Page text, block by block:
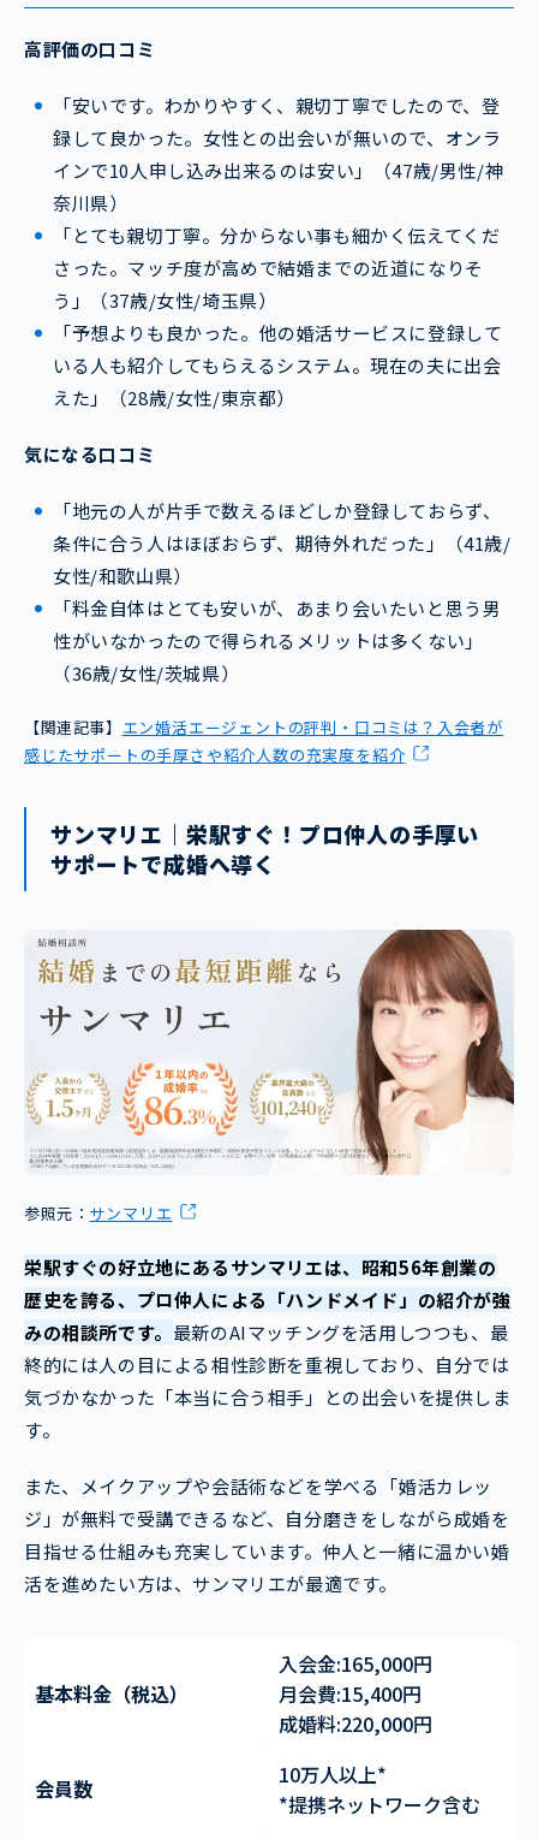
高評価の口コミ
「安いです。わかりやすく、親切丁寧でしたので、登
録して良かった。女性との出会いが無いので、オンラ
インで10人申し込み出来るのは安い」（47歳/男性/神
奈川県）
「とても親切丁寧。分からない事も細かく伝えてくだ
さった。マッチ度が高めで結婚までの近道になりそ
う」（37歳/女性/埼玉県）
「予想よりも良かった。他の婚活サービスに登録して
いる人も紹介してもらえるシステム。現在の夫に出会
えた」（28歳/女性/東京都）
気になる口コミ
「地元の人が片手で数えるほどしか登録しておらず、
条件に合う人はほぼおらず、期待外れだった」（41歳/
女性/和歌山県）
「料金自体はとても安いが、あまり会いたいと思う男
性がいなかったので得られるメリットは多くない」
（36歳/女性/茨城県）
【関連記事】 エン婚活エージェントの評判・口コミは？入会者が
感じたサポートの手厚さや紹介人数の充実度を紹介
サンマリエ｜栄駅すぐ！プロ仲人の手厚い
サポートで成婚へ導く
参照元： サンマリエ
栄駅すぐの好立地にあるサンマリエは、昭和56年創業の
歴史を誇る、プロ仲人による「ハンドメイド」の紹介が強
みの相談所です。 最新のAIマッチングを活用しつつも、最
終的には人の目による相性診断を重視しており、自分では
気づかなかった「本当に合う相手」との出会いを提供しま
す。
また、メイクアップや会話術などを学べる「婚活カレッ
ジ」が無料で受講できるなど、自分磨きをしながら成婚を
目指せる仕組みも充実しています。仲人と一緒に温かい婚
活を進めたい方は、サンマリエが最適です。
基本料金（税込）
入会金:165,000円
月会費:15,400円
成婚料:220,000円
会員数
10万人以上*
*提携ネットワーク含む